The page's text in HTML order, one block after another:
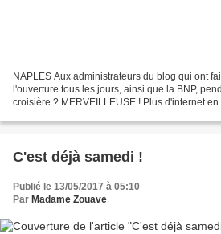
NAPLES Aux administrateurs du blog qui ont fait le nécessaire pour assurer
l'ouverture tous les jours, ainsi que la BNP,
croisière ? MERVEILLEUSE ! Plus d'internet en
C'est déjà samedi !
Publié le 13/05/2017 à 05:10
Par Madame Zouave